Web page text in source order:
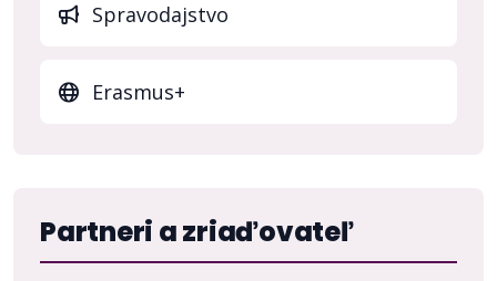
Spravodajstvo
Erasmus+
Partneri a zriaďovateľ